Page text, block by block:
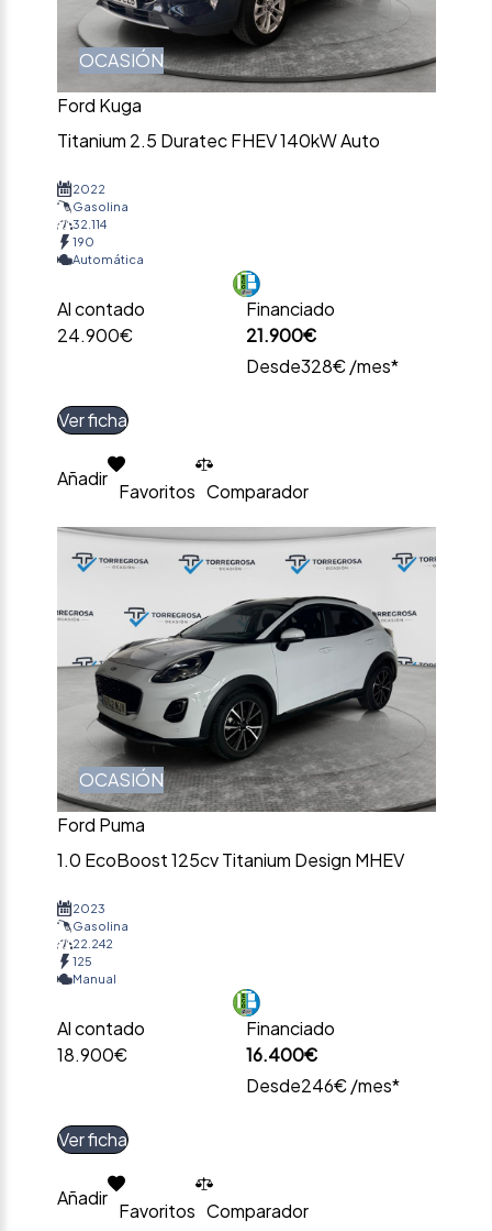
OCASIÓN
Ford Kuga
Titanium 2.5 Duratec FHEV 140kW Auto
2022
Gasolina
32.114
190
Automática
Al contado
24.900€
Financiado
21.900€
Desde328€ /mes*
Ver ficha
Añadir
Favoritos Comparador
OCASIÓN
Ford Puma
1.0 EcoBoost 125cv Titanium Design MHEV
2023
Gasolina
22.242
125
Manual
Al contado
18.900€
Financiado
16.400€
Desde246€ /mes*
Ver ficha
Añadir
Favoritos Comparador